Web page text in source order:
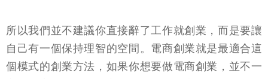
所以我們並不建議你直接辭了工作就創業，而是要讓
自己有一個保持理智的空間。電商創業就是最適合這
個模式的創業方法，如果你想要做電商創業，並不一